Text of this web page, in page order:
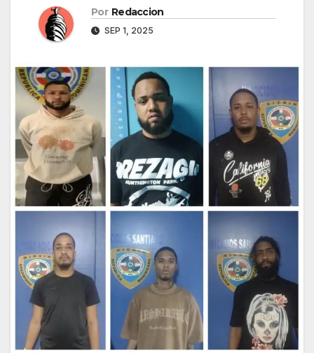
Por Redaccion
SEP 1, 2025